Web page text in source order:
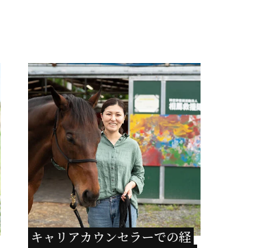
キャリアカウンセラーでの経